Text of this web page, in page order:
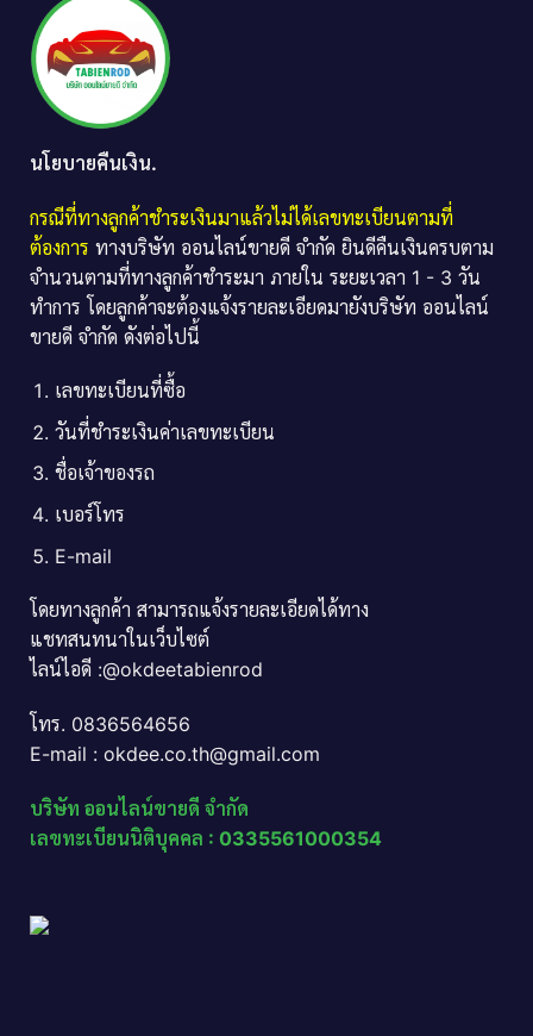
นโยบายคืนเงิน.
กรณีที่ทางลูกค้าชำระเงินมาแล้วไม่ได้เลขทะเบียนตามที่
ต้องการ ทางบริษัท ออนไลน์ขายดี จำกัด ยินดีคืนเงินครบตาม
จำนวนตามที่ทางลูกค้าชำระมา ภายใน ระยะเวลา 1 - 3 วัน
ทำการ โดยลูกค้าจะต้องแจ้งรายละเอียดมายังบริษัท ออนไลน์
ขายดี จำกัด ดังต่อไปนี้
เลขทะเบียนที่ซื้อ
วันที่ชำระเงินค่าเลขทะเบียน
ชื่อเจ้าของรถ
เบอร์โทร
E-mail
โดยทางลูกค้า สามารถแจ้งรายละเอียดได้ทาง
แชทสนทนาในเว็บไซต์
ไลน์ไอดี :@okdeetabienrod
โทร. 0836564656
E-mail : okdee.co.th@gmail.com
บริษัท ออนไลน์ขายดี จำกัด
เลขทะเบียนนิติบุคคล : 0335561000354